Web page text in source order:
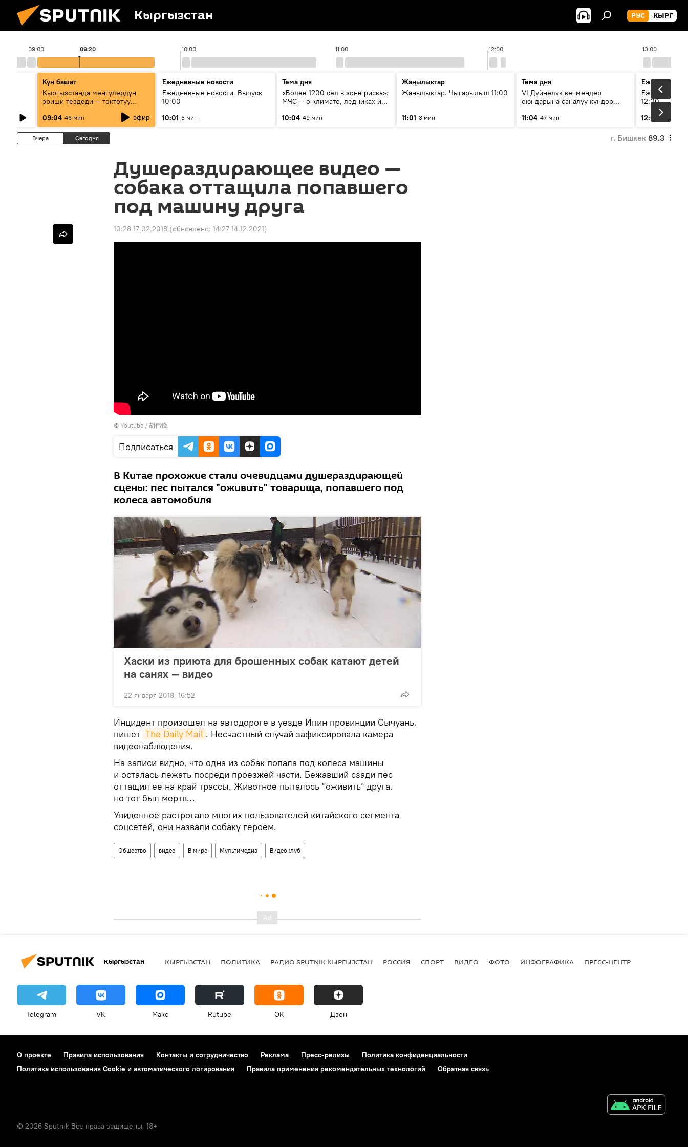
Кыргызстан РУС КЫРГ
09:00 10:00 11:00 12:00 13:00
09:20
Күн башат
Кыргызстанда мөңгүлөрдүн
эриши тездеди — токтотуу
09:04 46 мин эфир
Ежедневные новости
Ежедневные новости. Выпуск
10:00
10:01 3 мин
Тема дня
«Более 1200 сёл в зоне риска»:
МЧС — о климате, ледниках и
населения
10:04 49 мин
Жаңылыктар
Жаңылыктар. Чыгарылыш 11:00
11:01 3 мин
Тема дня
VI Дүйнөлүк көчмөндөр
оюндарына саналуу күндөр
этапка жетти?
11:04 47 мин
Ежедневные
Ежедневные
12:00
12:01
3 мин
Вчера Сегодня г. Бишкек 89.3
Душераздирающее видео —
собака оттащила попавшего
под машину друга
10:28 17.02.2018 (обновлено: 14:27 14.12.2021)
© Youtube / 胡伟锋
Подписаться
В Китае прохожие стали очевидцами душераздирающей
сцены: пес пытался "оживить" товарища, попавшего под
колеса автомобиля
Хаски из приюта для брошенных собак катают детей
на санях — видео
22 января 2018, 16:52
Инцидент произошел на автодороге в уезде Ипин провинции Сычуань,
пишет The Daily Mail . Несчастный случай зафиксировала камера
видеонаблюдения.
На записи видно, что одна из собак попала под колеса машины
и осталась лежать посреди проезжей части. Бежавший сзади пес
оттащил ее на край трассы. Животное пыталось "оживить" друга,
но тот был мертв…
Увиденное растрогало многих пользователей китайского сегмента
соцсетей, они назвали собаку героем.
Общество видео В мире Мультимедиа Видеоклуб
Кыргызстан КЫРГЫЗСТАН ПОЛИТИКА РАДИО SPUTNIK КЫРГЫЗСТАН РОССИЯ СПОРТ ВИДЕО ФОТО ИНФОГРАФИКА ПРЕСС-ЦЕНТР
Telegram VK Макс Rutube OK Дзен
О проекте Правила использования Контакты и сотрудничество Реклама Пресс-релизы
Политика конфиденциальности
Политика использования Cookie и автоматического логирования
Правила применения рекомендательных технологий Обратная связь
© 2026 Sputnik Все права защищены. 18+